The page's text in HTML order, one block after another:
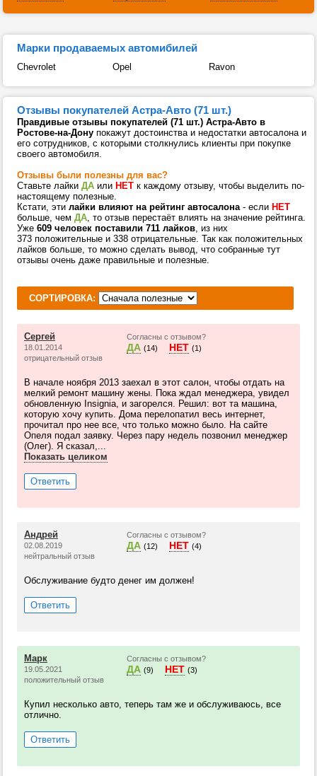
Марки продаваемых автомибилей
Chevrolet Opel Ravon
Отзывы покупателей Астра-Авто (71 шт.)
Правдивые отзывы покупателей (71 шт.) Астра-Авто в
Ростове-на-Дону покажут достоинства и недостатки автосалона и
его сотрудников, с которыми столкнулись клиенты при покупке
своего автомобиля.
Отзывы были полезны для вас?
Ставьте лайки ДА или НЕТ к каждому отзыву, чтобы выделить по-
настоящему полезные.
Кстати, эти лайки влияют на рейтинг автосалона- если НЕТ
больше, чем ДА, то отзыв перестаёт влиять на значение рейтинга.
Уже 609 человек поставили 711 лайков, из них
373 положительные и 338 отрицательные. Так как положительных
лайков больше, то можно сделать вывод, что собранные тут
отзывы очень даже правильные и полезные.
СОРТИРОВКА:
Сергей
18.01.2014
отрицательный отзыв
Согласны с отзывом?
ДА (14) НЕТ (1)
В начале ноября 2013 заехал в этот салон, чтобы отдать на
мелкий ремонт машину жены. Пока ждал менеджера, увидел
обновленную Insignia, и загорелся. Решил: вот та машина,
которую хочу купить. Дома перелопатил весь интернет,
прочитал про нее все, что только можно было. На сайте
Опеля подал заявку. Через пару недель позвонил менеджер
(Олег). Я сказал,...
Показать целиком
Ответить
Андрей
02.08.2019
нейтральный отзыв
Согласны с отзывом?
ДА (12) НЕТ (4)
Обслуживание будто денег им должен!
Ответить
Марк
19.05.2021
положительный отзыв
Согласны с отзывом?
ДА (9) НЕТ (3)
Купил несколько авто, теперь там же и обслуживаюсь, все
отлично.
Ответить